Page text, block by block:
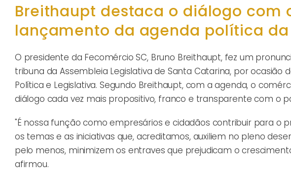
Breithaupt destaca o diálogo com
lançamento da agenda política
O presidente da Fecomércio SC, Bruno Breithaupt, fez um
tribuna da Assembleia Legislativa de Santa Catarina, por
Política e Legislativa. Segundo Breithaupt, com a agenda, o
diálogo cada vez mais propositivo, franco e transparente com o
"É nossa função como empresários e cidadãos contribuir para o
os temas e as iniciativas que, acreditamos, auxiliem no pleno
pelo menos, minimizem os entraves que prejudicam o
afirmou.